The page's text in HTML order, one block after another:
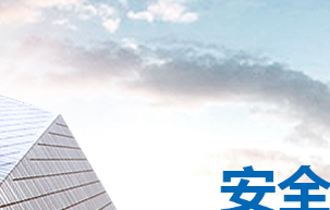
览体验，推荐下载安装谷歌浏览器！